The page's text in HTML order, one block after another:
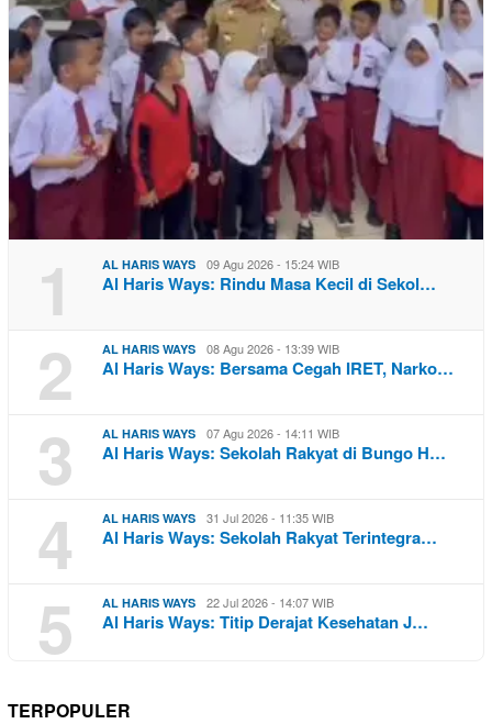
1 AL HARIS WAYS 09 Agu 2026 - 15:24 WIB
Al Haris Ways: Rindu Masa Kecil di Sekol…
2 AL HARIS WAYS 08 Agu 2026 - 13:39 WIB
Al Haris Ways: Bersama Cegah IRET, Narko…
3 AL HARIS WAYS 07 Agu 2026 - 14:11 WIB
Al Haris Ways: Sekolah Rakyat di Bungo H…
4 AL HARIS WAYS 31 Jul 2026 - 11:35 WIB
Al Haris Ways: Sekolah Rakyat Terintegra…
5 AL HARIS WAYS 22 Jul 2026 - 14:07 WIB
Al Haris Ways: Titip Derajat Kesehatan J…
TERPOPULER